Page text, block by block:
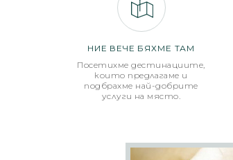
НИЕ ВЕЧЕ БЯХМЕ ТАМ
Посетихме дестинациите,
които предлагаме и
подбрахме най-добрите
услуги на място.